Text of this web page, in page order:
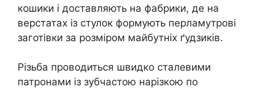
кошики і доставляють на фабрики, де на
верстатах із стулок формують перламутрові
заготівки за розміром майбутніх ґудзиків.
Різьба проводиться швидко сталевими
патронами із зубчастою нарізкою по